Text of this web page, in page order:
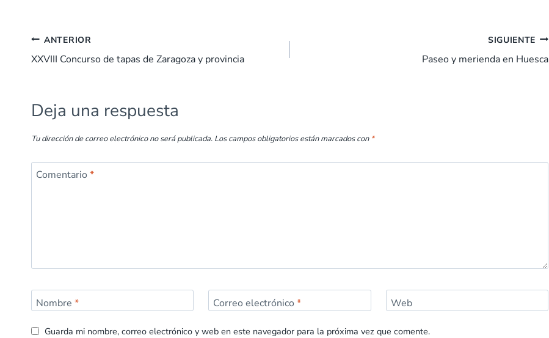
b
o
k
s
A
p
dI t ar
ANTERIOR
XXVIII Concurso de tapas de Zaragoza y provincia
SIGUIENTE
Paseo y merienda en Huesca
Deja una respuesta
Tu dirección de correo electrónico no será publicada. Los campos obligatorios están marcados con *
Comentario *
Nombre * Correo electrónico* Web
Guarda mi nombre, correo electrónico y web en este navegador para la próxima vez que comente.